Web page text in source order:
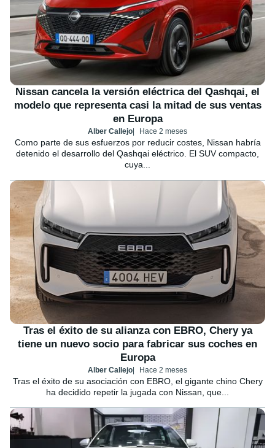
Nissan cancela la versión eléctrica del Qashqai, el
modelo que representa casi la mitad de sus ventas
en Europa
Alber Callejo Hace 2 meses
Como parte de sus esfuerzos por reducir costes, Nissan habría
detenido el desarrollo del Qashqai eléctrico. El SUV compacto,
cuya...
Tras el éxito de su alianza con EBRO, Chery ya
tiene un nuevo socio para fabricar sus coches en
Europa
Alber Callejo Hace 2 meses
Tras el éxito de su asociación con EBRO, el gigante chino Chery
ha decidido repetir la jugada con Nissan, que...